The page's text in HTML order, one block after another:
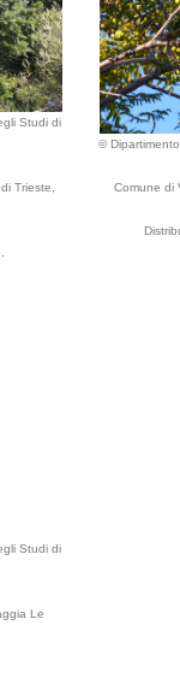
Studi di
Trieste,
©
Comune di
Studi di
Le